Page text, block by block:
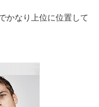
かなり上位に位置して